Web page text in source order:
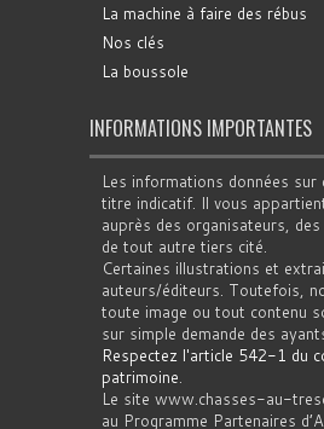
La machine à faire des rébus
Nos clés
La boussole
INFORMATIONS IMPORTANTES
Les informations données sur
titre indicatif. Il vous
auprès des organisateurs,
de tout autre tiers cité.
Certaines illustrations et
auteurs/éditeurs. Toutefois,
toute image ou tout contenu
sur simple demande des
Respectez l'article 542-1 du
patrimoine.
Le site www.chasses-au-
au Programme Partenaires